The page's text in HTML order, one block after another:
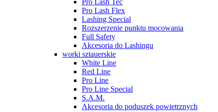
Pro Lash Tec
Pro Lash Flex
Lashing Special
Rozszerzenie punktu mocowania
Full Safety
Akcesoria do Lashingu
worki sztauerskie
White Line
Red Line
Pro Line
Pro Line Special
S.A.M.
Akcesoria do poduszek powietrznych